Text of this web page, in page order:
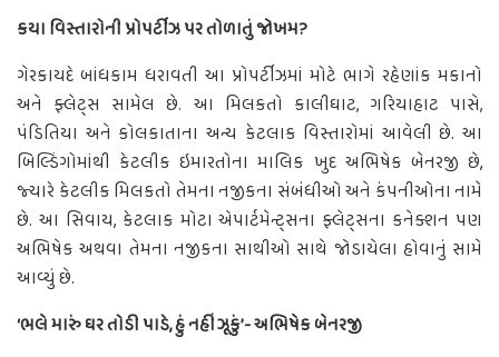
કયા વિસ્તારોની પ્રોપર્ટીઝ પર તોળાતું જોખમ?
ગેરકાયદે બાંધકામ ધરાવતી આ પ્રોપર્ટીઝમાં મોટે ભાગે રહેણાંક મકાનો
અને ફ્લેટ્સ સામેલ છે. આ મિલકતો કાલીઘાટ, ગરિયાહાટ પાસે,
પંડિતિયા અને કોલકાતાના અન્ય કેટલાક વિસ્તારોમાં આવેલી છે. આ
બિલ્ડિંગોમાંથી કેટલીક ઇમારતોના માલિક ખુદ અભિષેક બેનરજી છે,
જ્યારે કેટલીક મિલકતો તેમના નજીકના સંબંધીઓ અને કંપનીઓના નામે
છે. આ સિવાય, કેટલાક મોટા એપાર્ટમેન્ટ્સના ફ્લેટ્સના કનેક્શન પણ
અભિષેક અથવા તેમના નજીકના સાથીઓ સાથે જોડાયેલા હોવાનું સામે
આવ્યું છે.
‘ભલે મારું ઘર તોડી પાડે, હું નહીં ઝૂકું’- અભિષેક બેનરજી